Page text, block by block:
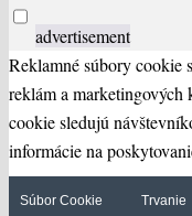
advertisement
Reklamné súbory cookie
reklám a
cookie sledujú
informácie na
Súbor Cookie Trvanie